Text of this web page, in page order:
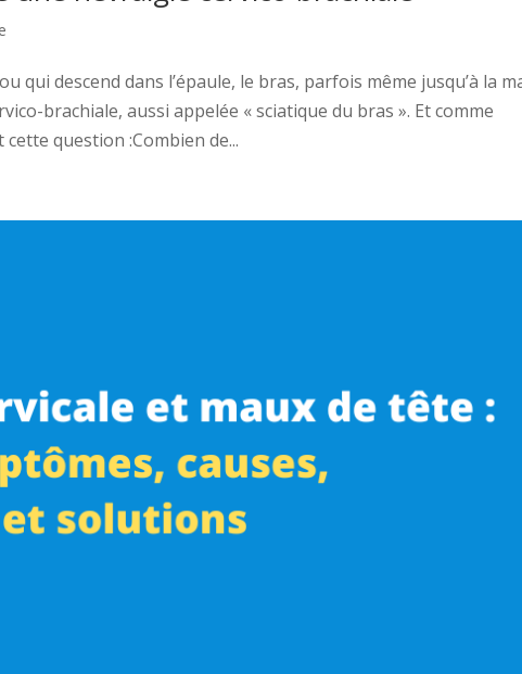
qui descend dans l’épaule, le bras, parfois même jusqu’à la
brachiale, aussi appelée « sciatique du bras ». Et comme
question :Combien de...